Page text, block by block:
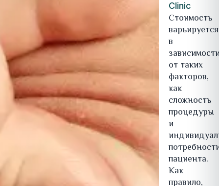
Clinic
Стоимость
варьируется
в
от таких
факторов,
как
сложность
процедуры
и
пациента.
Как
правило,